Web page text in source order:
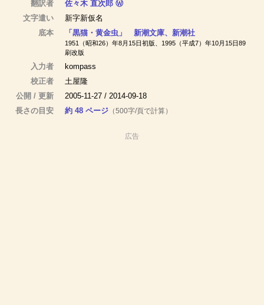
翻訳者
佐々木 直次郎 Ⓦ
文字遣い
新字新仮名
底本
「黒猫・黄金虫」 新潮文庫、新潮社
1951（昭和26）年8月15日初版、1995（平成7）年10月15日89
刷改版
入力者
kompass
校正者
土屋隆
公開 / 更新
2005-11-27 / 2014-09-18
長さの目安
約 48 ページ （500字/頁で計算）
広告